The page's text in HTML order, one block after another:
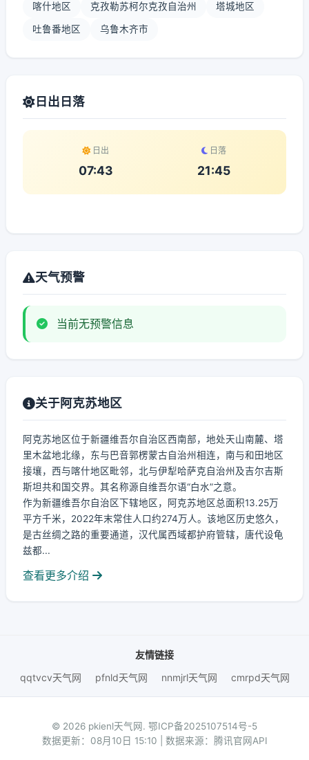
喀什地区 克孜勒苏柯尔克孜自治州 塔城地区
吐鲁番地区 乌鲁木齐市
日出日落
日出
07:43
日落
21:45
天气预警
当前无预警信息
关于阿克苏地区
阿克苏地区位于新疆维吾尔自治区西南部，地处天山南麓、塔
里木盆地北缘，东与巴音郭楞蒙古自治州相连，南与和田地区
接壤，西与喀什地区毗邻，北与伊犁哈萨克自治州及吉尔吉斯
斯坦共和国交界。其名称源自维吾尔语“白水”之意。
作为新疆维吾尔自治区下辖地区，阿克苏地区总面积13.25万
平方千米，2022年末常住人口约274万人。该地区历史悠久，
是古丝绸之路的重要通道，汉代属西域都护府管辖，唐代设龟
兹都...
查看更多介绍
友情链接
qqtvcv天气网
pfnld天气网 nnmjrl天气网 cmrpd天气网
© 2026 pkienl天气网. 鄂ICP备2025107514号-5
数据更新：08月10日 15:10 | 数据来源：腾讯官网API